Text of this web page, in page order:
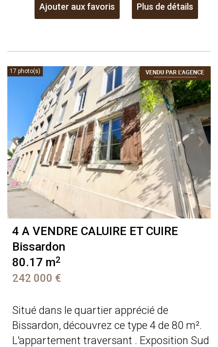
Ajouter aux favoris Plus de détails
17 photo(s)
4 A VENDRE CALUIRE ET CUIRE
Bissardon
80.17 m2
242 000 €
Situé dans le quartier apprécié de
Bissardon, découvrez ce type 4 de 80 m².
L'appartement traversant . Exposition Sud